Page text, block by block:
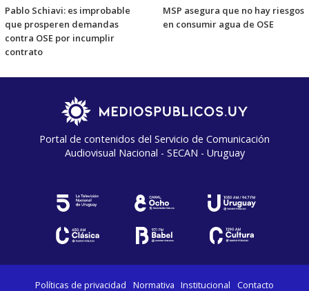
Pablo Schiavi: es improbable
que prosperen demandas
contra OSE por incumplir
contrato
MSP asegura que no hay riesgos
en consumir agua de OSE
Portal de contenidos del Servicio de Comunicación
Audiovisual Nacional - SECAN - Uruguay
Políticas de privacidad Normativa Institucional Contacto